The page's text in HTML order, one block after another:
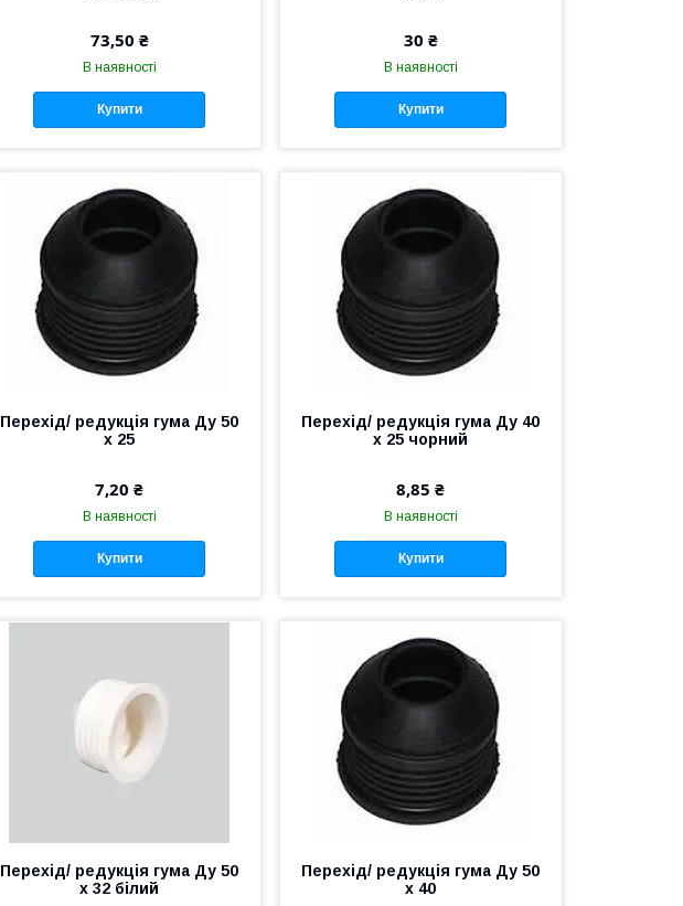
73,50 ₴
В наявності
Купити
30 ₴
В наявності
Купити
Перехід/ редукція гума Ду 50
х 25
7,20 ₴
В наявності
Купити
Перехід/ редукція гума Ду 40
х 25 чорний
8,85 ₴
В наявності
Купити
Перехід/ редукція гума Ду 50
х 32 білий
Перехід/ редукція гума Ду 50
х 40